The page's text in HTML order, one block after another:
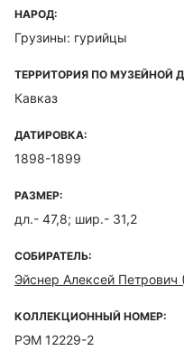
НАРОД:
Грузины: гурийцы
ТЕРРИТОРИЯ ПО МУЗЕЙНОЙ
Кавказ
ДАТИРОВКА:
1898-1899
РАЗМЕР:
дл.- 47,8; шир.- 31,2
СОБИРАТЕЛЬ:
Эйснер Алексей Петрович
КОЛЛЕКЦИОННЫЙ НОМЕР:
РЭМ 12229-2